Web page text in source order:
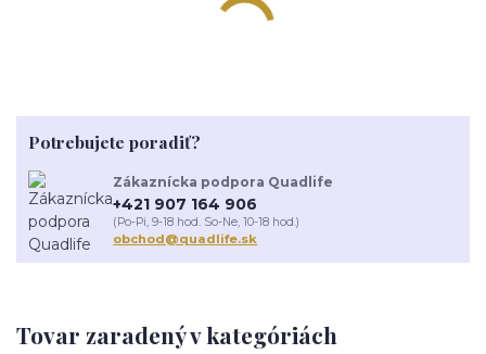
Tovar zaradený v kategóriách
Potrebujete poradiť?
Zákaznícka podpora Quadlife
+421 907 164 906
(Po-Pi, 9-18 hod. So-Ne, 10-18 hod.)
obchod@quadlife.sk